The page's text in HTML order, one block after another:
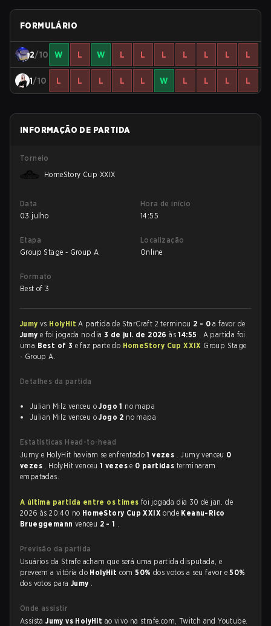
FORMULÁRIO
2/10 W L W L L L L L L L
1/10 L L L L L W L L L L
INFORMAÇÃO DE PARTIDA
Torneio
HomeStory Cup XXIX
Data
03 julho
Hora de início
14:55
Etapa
Group Stage - Group A
Localização
Online
Formato
Best of 3
Jumy vs HolyHitA partida de StarCraft 2 terminou 2 - 0 a favor de
Jumy e foi jogada no dia 3 de jul. de 2026às14:55 . A partida foi
uma Best of 3 e faz parte do HomeStory Cup XXIX Group Stage
- Group A.
Detalhes da partida
Julian Milz venceu oJogo 1 no mapa
Julian Milz venceu oJogo 2 no mapa
Estatísticas Head-to-head
Jumy e HolyHit haviam se enfrentado1 vezes . Jumy venceu 0
vezes , HolyHit venceu1 vezese 0 partidas terminaram
empatadas.
A última partida entre os times foi jogada dia 30 de jan. de
2026 às 20:40 no HomeStory Cup XXIXonde Keanu-Rico
Brueggemann venceu 2 - 1 .
Previsão da partida
Usuários da Strafe acham que será uma partida disputada, e
preveem a vitória do HolyHit com50% dos votos a seu favor e50%
dos votos para Jumy .
Onde assistir
AssistaJumy vs HolyHit ao vivo na strafe.com, Twitch and Youtube.